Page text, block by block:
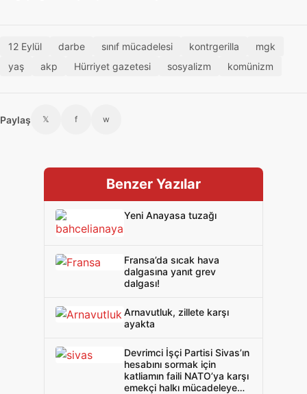
12 Eylül darbe sınıf mücadelesi kontrgerilla
mgk
yaş
akp Hürriyet gazetesi sosyalizm komünizm
Paylaş 𝕏 f w
Benzer Yazılar
Yeni Anayasa tuzağı
Fransa’da sıcak hava
dalgasına yanıt grev
dalgası!
Arnavutluk, zillete karşı
ayakta
Devrimci İşçi Partisi Sivas’ın
hesabını sormak için
katliamın faili NATO’ya karşı
emekçi halkı mücadeleye